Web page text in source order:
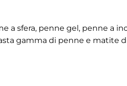
a sfera, penne gel, penne a
gamma di penne e matite